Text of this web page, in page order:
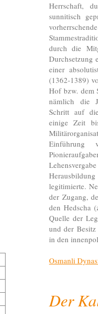
Herrschaft,
sunnitisch
durch die
Durchsetzung
einer
(1362-1389)
Hof bzw. dem
nämlich die
Schritt auf
einige Zeit
Einführung
legitimierte.
der Zugang,
den Hedscha
Quelle der
und der
in den
Osmanli
Der